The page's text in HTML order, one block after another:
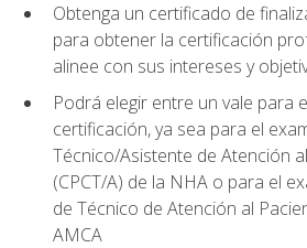
Obtenga un certificado de
para obtener la certificación
alinee con sus intereses y
Podrá elegir entre un vale para
certificación, ya sea para el
Técnico/Asistente de Atención
(CPCT/A) de la NHA o para el
de Técnico de Atención al
AMCA